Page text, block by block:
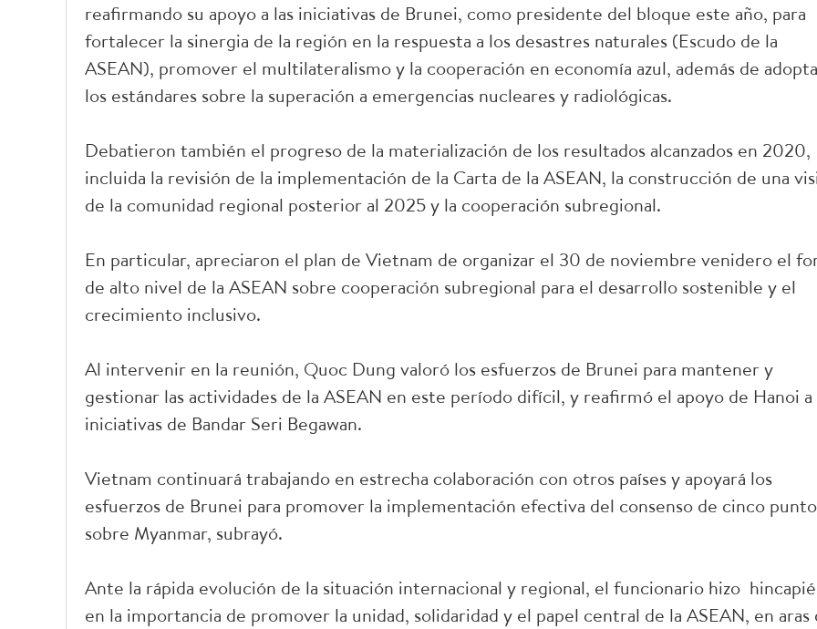
reafirmando su apoyo a las iniciativas de Brunei, como presidente del bloque este año, para
fortalecer la sinergia de la región en la respuesta a los desastres naturales (Escudo de la
ASEAN), promover el multilateralismo y la cooperación en economía azul, además de
los estándares sobre la superación a emergencias nucleares y radiológicas.
Debatieron también el progreso de la materialización de los resultados alcanzados en 2020,
incluida la revisión de la implementación de la Carta de la ASEAN, la construcción de una
de la comunidad regional posterior al 2025 y la cooperación subregional.
En particular, apreciaron el plan de Vietnam de organizar el 30 de noviembre venidero el
de alto nivel de la ASEAN sobre cooperación subregional para el desarrollo sostenible y el
crecimiento inclusivo.
Al intervenir en la reunión, Quoc Dung valoró los esfuerzos de Brunei para mantener y
gestionar las actividades de la ASEAN en este período difícil, y reafirmó el apoyo de Hanoi a
iniciativas de Bandar Seri Begawan.
Vietnam continuará trabajando en estrecha colaboración con otros países y apoyará los
esfuerzos de Brunei para promover la implementación efectiva del consenso de cinco
sobre Myanmar, subrayó.
Ante la rápida evolución de la situación internacional y regional, el funcionario hizo hincapié
en la importancia de promover la unidad, solidaridad y el papel central de la ASEAN, en aras